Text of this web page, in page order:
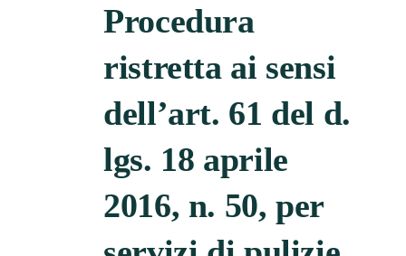
Procedura
ristretta ai sensi
dell’art. 61 del d.
lgs. 18 aprile
2016, n. 50, per